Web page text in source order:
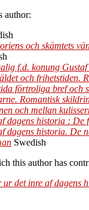
author:
och skämtets
f.d. konung
och frihetstiden.
förtroliga bref och
Romantisk
och mellan
dagens historia : De
dagens historia. De
Swedish
this author has
det inre af dagens